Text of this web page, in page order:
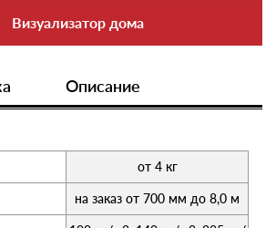
Визуализатор дома
Описание
от 4 кг
на заказ от 700 мм до 8,0 м